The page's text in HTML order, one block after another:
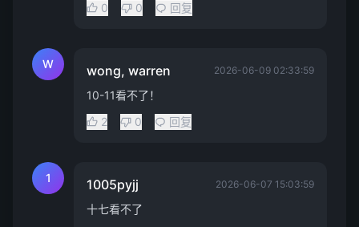
0
0 回复
W wong, warren 2026-06-09 02:33:59
10-11看不了！
2
0 回复
1 1005pyjj 2026-06-07 15:03:59
十七看不了